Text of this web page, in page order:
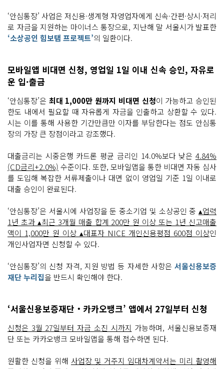
‘안심통장’ 사업은 저신용·생계형 자영업자에게 신속·간편·상시·저리
로 자금을 지원하는 마이너스 통장으로, 지난해 말 서울시가 발표한
‘소상공인 힘보탬 프로젝트’의 일환이다.
모바일앱 비대면 신청, 영업일 1일 이내 신속 승인, 자유로
운 입·출금
‘안심통장’은 최대 1,000만 원까지 비대면 신청이 가능하고 승인된
한도 내에서 필요할 때 자유롭게 자금을 인출하고 상환할 수 있다.
시는 이를 통해 사용한 기간만큼만 이자를 부담한다는 점도 안심통
장의 가장 큰 장점이라고 강조했다.
대출금리는 시중은행 카드론 평균 금리인 14.0%보다 낮은 4.84%
(CD금리+2.0%) 수준이다. 또한, 모바일앱을 통한 비대면 자동 심사
를 도입해 복잡한 서류제출이나 대면 없이 영업일 기준 1일 이내로
대출 승인이 완료된다.
‘안심통장’은 서울시에 사업장을 둔 중소기업 및 소상공인 중 ▴업력
1년 초과 ▴최근 3개월 매출 합계 200만 원 이상 또는 1년 신고매출
액이 1,000만 원 이상 ▴대표자 NICE 개인신용평점 600점 이상인
개인사업자면 신청할 수 있다.
‘안심통장’의 신청 자격, 지원 방법 등 자세한 사항은 서울신용보증
재단 누리집을 반드시 확인해야 한다.
‘서울신용보증재단‧카카오뱅크’ 앱에서 27일부터 신청
신청은 3월 27일부터 자금 소진 시까지 가능하며, 서울신용보증재
단 또는 카카오뱅크 모바일앱을 통해 접수하면 된다.
원활한 신청을 위해 사업장 및 거주지 임대차계약서는 미리 촬영해